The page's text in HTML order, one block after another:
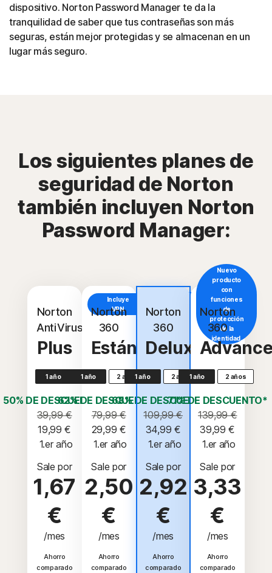
dispositivo. Norton Password Manager te da la
tranquilidad de saber que tus contraseñas son más
seguras, están mejor protegidas y se almacenan en un
lugar más seguro.
Los siguientes planes de
seguridad de Norton
también incluyen Norton
Password Manager:
Norton
AntiVirus
Plus
1 año
50% DE DESCUENTO*
39,99 €
19,99 €
1.er año
Sale por
1,67
€
/mes
Ahorro
comparado
Incluye
VPN
Norton
360
Estándar
1 año 2 años
62% DE DESCUENTO*
79,99 €
29,99 €
1.er año
Sale por
2,50
€
/mes
Ahorro
comparado
VPN
Norton
360
Deluxe
1 año 2 años
68% DE DESCUENTO*
109,99 €
34,99 €
1.er año
Sale por
2,92
€
/mes
Ahorro
comparado
Nuevo
producto
con
funciones
de
protección
de la
identidad.
Norton
360
1 año 2 años
71% DE DESCUENTO*
139,99 €
39,99 €
1.er año
Sale por
3,33
€
/mes
Ahorro
comparado